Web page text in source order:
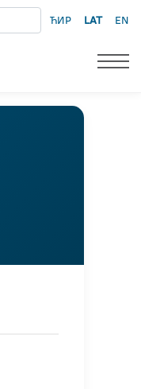
ЋИР LAT EN